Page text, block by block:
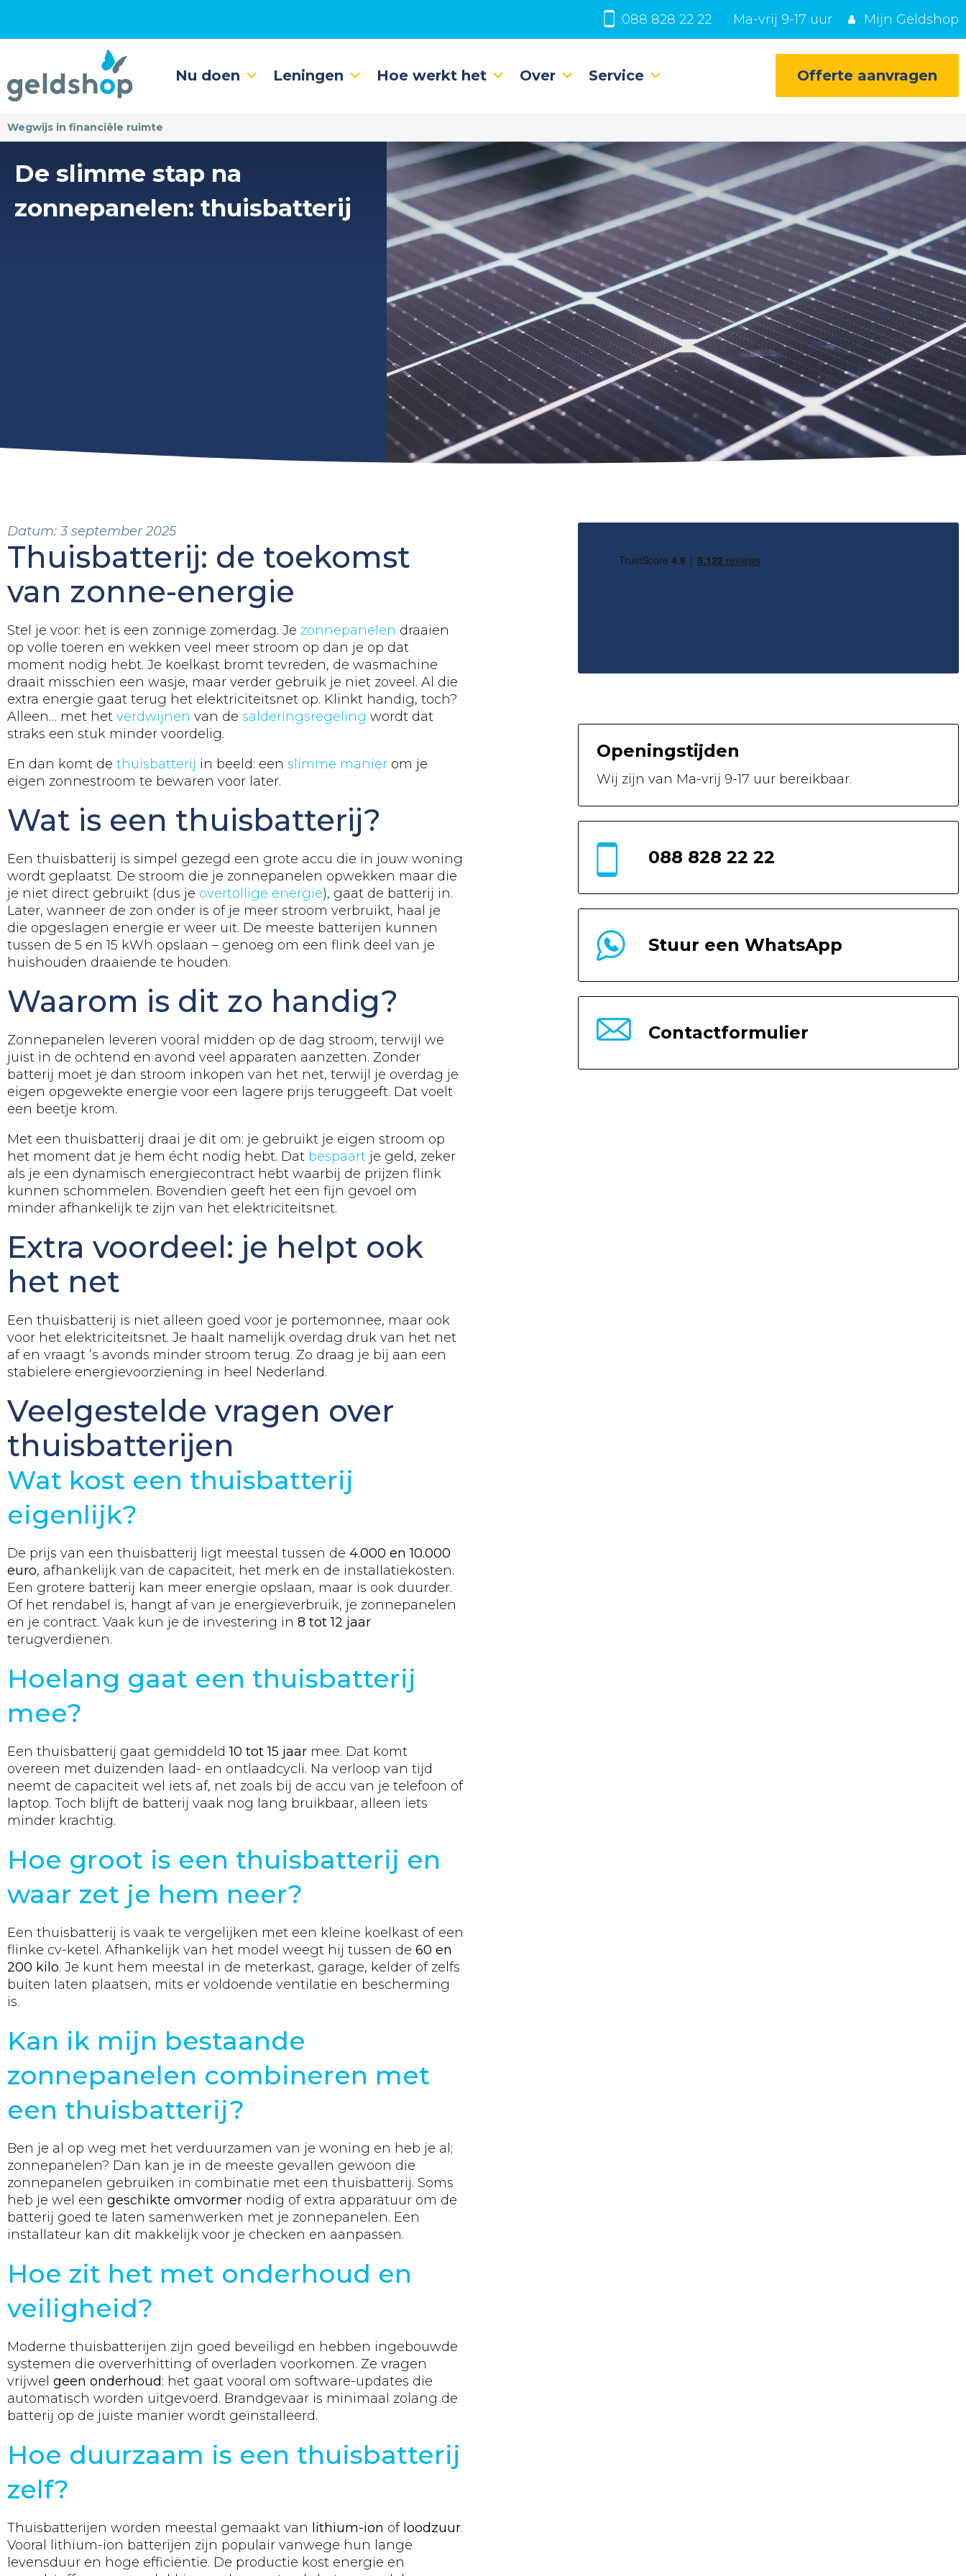
088 828 22 22 Ma-vrij 9-17 uur Mijn Geldshop
Nu doen Leningen Hoe werkt het Over Service Offerte aanvragen
Wegwijs in financiële ruimte
De slimme stap na
zonnepanelen: thuisbatterij
Datum:3 september 2025
Thuisbatterij: de toekomst
van zonne-energie
Stel je voor: het is een zonnige zomerdag. Je zonnepanelen draaien
op volle toeren en wekken veel meer stroom op dan je op dat
moment nodig hebt. Je koelkast bromt tevreden, de wasmachine
draait misschien een wasje, maar verder gebruik je niet zoveel. Al die
extra energie gaat terug het elektriciteitsnet op. Klinkt handig, toch?
Alleen… met het verdwijnen van de salderingsregeling wordt dat
straks een stuk minder voordelig.
En dan komt de thuisbatterij in beeld: een slimme manier om je
eigen zonnestroom te bewaren voor later.
Wat is een thuisbatterij?
Een thuisbatterij is simpel gezegd een grote accu die in jouw woning
wordt geplaatst. De stroom die je zonnepanelen opwekken maar die
je niet direct gebruikt (dus je overtollige energie), gaat de batterij in.
Later, wanneer de zon onder is of je meer stroom verbruikt, haal je
die opgeslagen energie er weer uit. De meeste batterijen kunnen
tussen de 5 en 15 kWh opslaan – genoeg om een flink deel van je
huishouden draaiende te houden.
Waarom is dit zo handig?
Zonnepanelen leveren vooral midden op de dag stroom, terwijl we
juist in de ochtend en avond veel apparaten aanzetten. Zonder
batterij moet je dan stroom inkopen van het net, terwijl je overdag je
eigen opgewekte energie voor een lagere prijs teruggeeft. Dat voelt
een beetje krom.
Met een thuisbatterij draai je dit om: je gebruikt je eigen stroom op
het moment dat je hem écht nodig hebt. Dat bespaart je geld, zeker
als je een dynamisch energiecontract hebt waarbij de prijzen flink
kunnen schommelen. Bovendien geeft het een fijn gevoel om
minder afhankelijk te zijn van het elektriciteitsnet.
Extra voordeel: je helpt ook
het net
Een thuisbatterij is niet alleen goed voor je portemonnee, maar ook
voor het elektriciteitsnet. Je haalt namelijk overdag druk van het net
af en vraagt ’s avonds minder stroom terug. Zo draag je bij aan een
stabielere energievoorziening in heel Nederland.
Veelgestelde vragen over
thuisbatterijen
Wat kost een thuisbatterij
eigenlijk?
De prijs van een thuisbatterij ligt meestal tussen de 4.000 en 10.000
euro, afhankelijk van de capaciteit, het merk en de installatiekosten.
Een grotere batterij kan meer energie opslaan, maar is ook duurder.
Of het rendabel is, hangt af van je energieverbruik, je zonnepanelen
en je contract. Vaak kun je de investering in 8 tot 12 jaar
terugverdienen.
Hoelang gaat een thuisbatterij
mee?
Een thuisbatterij gaat gemiddeld10 tot 15 jaar mee. Dat komt
overeen met duizenden laad- en ontlaadcycli. Na verloop van tijd
neemt de capaciteit wel iets af, net zoals bij de accu van je telefoon of
laptop. Toch blijft de batterij vaak nog lang bruikbaar, alleen iets
minder krachtig.
Hoe groot is een thuisbatterij en
waar zet je hem neer?
Een thuisbatterij is vaak te vergelijken met een kleine koelkast of een
flinke cv-ketel. Afhankelijk van het model weegt hij tussen de 60 en
200 kilo. Je kunt hem meestal in de meterkast, garage, kelder of zelfs
buiten laten plaatsen, mits er voldoende ventilatie en bescherming
is.
Kan ik mijn bestaande
zonnepanelen combineren met
een thuisbatterij?
Ben je al op weg met het verduurzamen van je woning en heb je al;
zonnepanelen? Dan kan je in de meeste gevallen gewoon die
zonnepanelen gebruiken in combinatie met een thuisbatterij. Soms
heb je wel een geschikte omvormer nodig of extra apparatuur om de
batterij goed te laten samenwerken met je zonnepanelen. Een
installateur kan dit makkelijk voor je checken en aanpassen.
Hoe zit het met onderhoud en
veiligheid?
Moderne thuisbatterijen zijn goed beveiligd en hebben ingebouwde
systemen die oververhitting of overladen voorkomen. Ze vragen
vrijwel geen onderhoud: het gaat vooral om software-updates die
automatisch worden uitgevoerd. Brandgevaar is minimaal zolang de
batterij op de juiste manier wordt geïnstalleerd.
Hoe duurzaam is een thuisbatterij
zelf?
Thuisbatterijen worden meestal gemaakt van lithium-ion of loodzuur.
Vooral lithium-ion batterijen zijn populair vanwege hun lange
levensduur en hoge efficiëntie. De productie kost energie en
Openingstijden
Wij zijn van Ma-vrij 9-17 uur bereikbaar.
088 828 22 22
Stuur een WhatsApp
Contactformulier